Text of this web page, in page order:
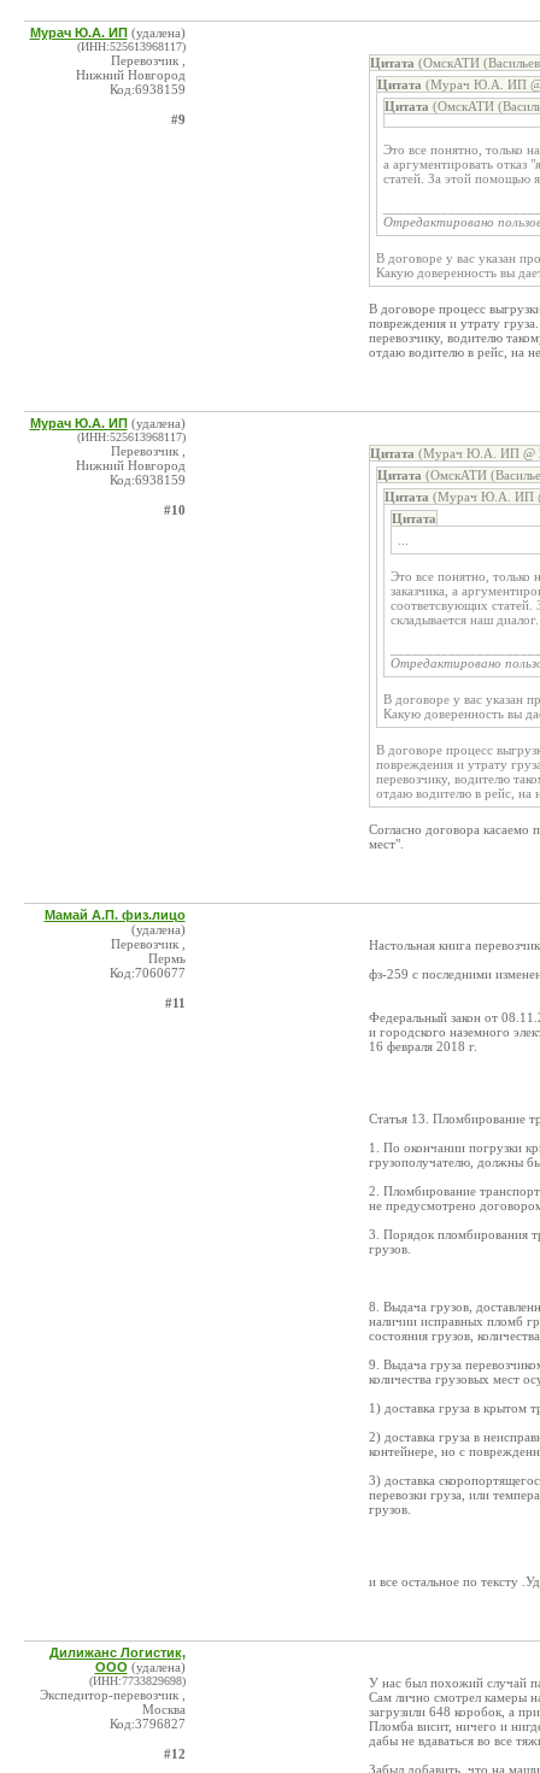
Мурач Ю.А. ИП (удалена)
(ИНН:525613968117)
Перевозчик ,
Нижний Новгород
Код:6938159
#9
Цитата (ОмскАТИ
Цитата (Мурач Ю.А. ИП @
Цитата (ОмскАТИ
Это все понятно, только
а аргументировать отказ
статей. За этой помощью
Отредактировано
В договоре у вас указан
Какую доверенность вы
В договоре процесс
повреждения и утрату
перевозчику, водителю
отдаю водителю в рейс, на
Мурач Ю.А. ИП (удалена)
(ИНН:525613968117)
Перевозчик ,
Нижний Новгород
Код:6938159
#10
Цитата (Мурач Ю.А. ИП @
Цитата (ОмскАТИ
Цитата (Мурач Ю.А. ИП
Цитата
Это все понятно, только
заказчика, а
соответсвующих
складывается наш диалог.
Отредактировано
В договоре у вас указан
Какую доверенность вы
В договоре процесс
повреждения и утрату
перевозчику, водителю
отдаю водителю в рейс, на
Согласно договора касаемо
мест".
Мамай А.П. физ.лицо
(удалена)
Перевозчик ,
Пермь
Код:7060677
#11
Настольная книга
фз-259 с последними
Федеральный закон от
и городского наземного
16 февраля 2018 г.
Статья 13. Пломбирование
1. По окончании погрузки
грузополучателю, должны
2. Пломбирование
не предусмотрено
3. Порядок пломбирования
грузов.
8. Выдача грузов,
наличии исправных пломб
состояния грузов,
9. Выдача груза
количества грузовых мест
1) доставка груза в крытом
2) доставка груза в
контейнере, но с
3) доставка
перевозки груза, или
грузов.
и все остальное по тексту
Дилижанс Логистик,
ООО (удалена)
(ИНН:7733829698)
Экспедитор-перевозчик ,
Москва
Код:3796827
#12
У нас был похожий случай
Сам лично смотрел камеры
загрузили 648 коробок, а
Пломба висит, ничего и
дабы не вдаваться во все
Забыл добавить, что на